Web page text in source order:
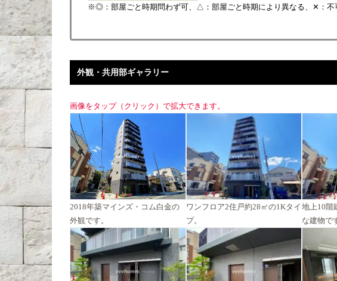
※◎：部屋ごと時期問わず可、△：部屋ごと時期により異なる、✕：不
外観・共用部ギャラリー
画像をタップ（クリック）で拡大できます。
2018年築マインズ・コム白金の
外観です。
ワンフロア2住戸約28㎡の1Kタイ
プ。
地上10階
な建物で